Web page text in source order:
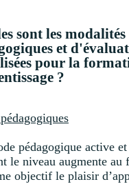
sont les modalités
et
pour la
?
pédagogique active
le niveau augmente au
objectif le plaisir